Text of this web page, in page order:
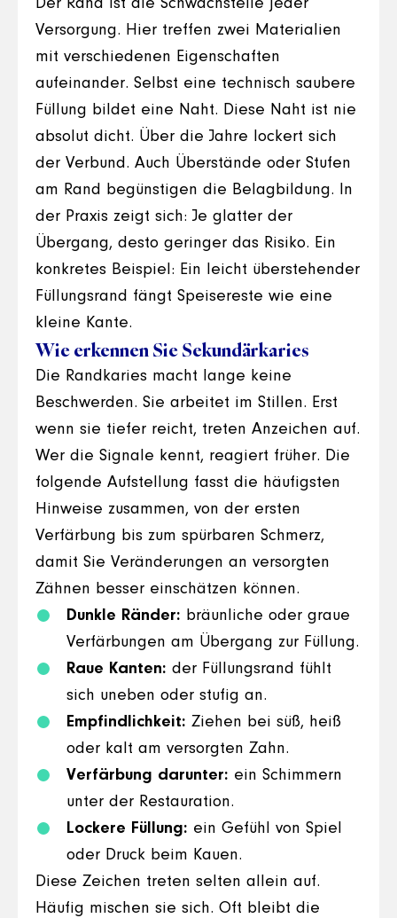
Der Rand ist die Schwachstelle jeder
Versorgung. Hier treffen zwei Materialien
mit verschiedenen Eigenschaften
aufeinander. Selbst eine technisch saubere
Füllung bildet eine Naht. Diese Naht ist nie
absolut dicht. Über die Jahre lockert sich
der Verbund. Auch Überstände oder Stufen
am Rand begünstigen die Belagbildung. In
der Praxis zeigt sich: Je glatter der
Übergang, desto geringer das Risiko. Ein
konkretes Beispiel: Ein leicht überstehender
Füllungsrand fängt Speisereste wie eine
kleine Kante.
Wie erkennen Sie Sekundärkaries
Die Randkaries macht lange keine
Beschwerden. Sie arbeitet im Stillen. Erst
wenn sie tiefer reicht, treten Anzeichen auf.
Wer die Signale kennt, reagiert früher. Die
folgende Aufstellung fasst die häufigsten
Hinweise zusammen, von der ersten
Verfärbung bis zum spürbaren Schmerz,
damit Sie Veränderungen an versorgten
Zähnen besser einschätzen können.
Dunkle Ränder: bräunliche oder graue
Verfärbungen am Übergang zur Füllung.
Raue Kanten: der Füllungsrand fühlt
sich uneben oder stufig an.
Empfindlichkeit: Ziehen bei süß, heiß
oder kalt am versorgten Zahn.
Verfärbung darunter: ein Schimmern
unter der Restauration.
Lockere Füllung: ein Gefühl von Spiel
oder Druck beim Kauen.
Diese Zeichen treten selten allein auf.
Häufig mischen sie sich. Oft bleibt die